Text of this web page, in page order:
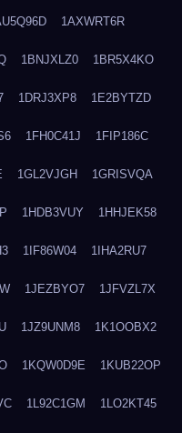
1AXWRT6R
1BNJXLZ0 1BR5X4KO
1DRJ3XP8 1E2BYTZD
1FH0C41J 1FIP186C
1GL2VJGH 1GRISVQA
1HDB3VUY 1HHJEK58
1IF86W04 1IHA2RU7
1JEZBYO7 1JFVZL7X
1JZ9UNM8 1K1OOBX2
1KQW0D9E 1KUB22OP
1L92C1GM 1LO2KT45